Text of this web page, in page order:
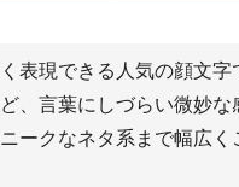
表現できる人気の顔文字
、言葉にしづらい微妙な
ークなネタ系まで幅広く